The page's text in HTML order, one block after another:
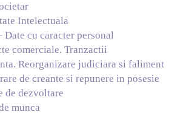
Intelectuala
Date cu caracter personal
comerciale. Tranzactii
Reorganizare judiciara si faliment
de creante si repunere in posesie
de dezvoltare
munca